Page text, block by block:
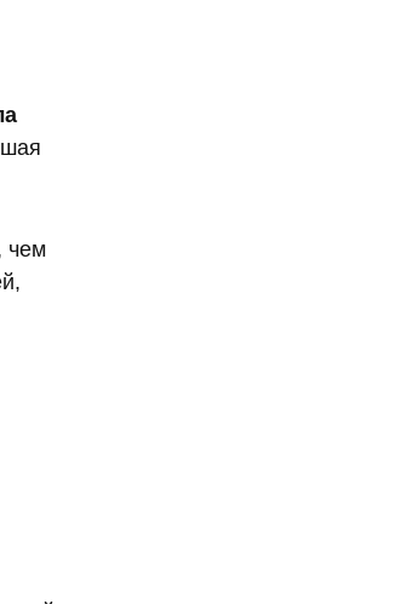
чем